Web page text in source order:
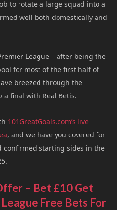
to rotate a large squad into a
well both domestically and
League – after being the
for most of the first half of
breezed through the
a final with Real Betis.
101GreatGoals.com’s live
, and we have you covered for
confirmed starting sides in the
– Bet £10 Get
Free Bets For